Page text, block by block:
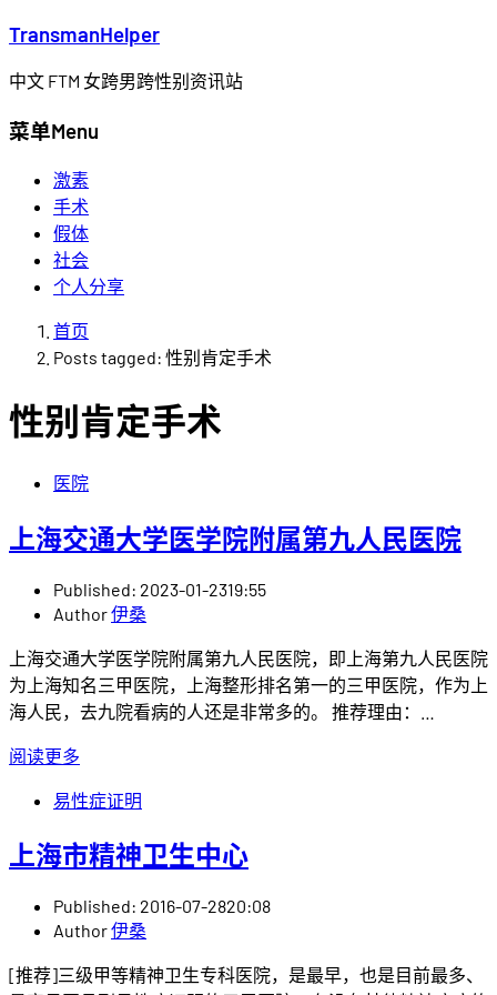
TransmanHelper
中文 FTM 女跨男跨性别资讯站
菜单Menu
激素
手术
假体
社会
个人分享
首页
Posts tagged: 性别肯定手术
性别肯定手术
医院
上海交通大学医学院附属第九人民医院
Published: 2023-01-2319:55
Author伊桑
上海交通大学医学院附属第九人民医院，即上海第九人民医院
为上海知名三甲医院，上海整形排名第一的三甲医院，作为上
海人民，去九院看病的人还是非常多的。 推荐理由：…
阅读更多
易性症证明
上海市精神卫生中心
Published: 2016-07-2820:08
Author伊桑
[推荐]三级甲等精神卫生专科医院，是最早，也是目前最多、